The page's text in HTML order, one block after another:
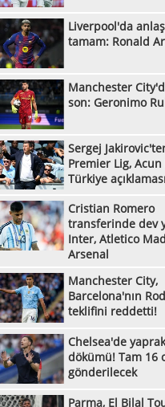
edecekOyuna girdi, 1 dakika sonra
U17 Erkek Milliler, Sırbistan'ı
yükseldi!Liverpool'dan Barcola
dudak uçuklattı
Kayserispor'da tarihi gün! 15
Manisa FK, Bolu'da üç puanı
Çorum FK, Jesus Ramirez'i
Fisnik Asllani'nin Leipzig'e
iptal oldu!
Erzurumspor, Ebosele ile
Metehan Altunbaş,
Fenerbahçe'ye müjdeli haber:
Filenin Sultanları, Fransa'yı
Manchester City'de mutlu son:
Kıvanç Taşyaran ve Buğra
finale yükseldi
Altay, Tuna Üzümcü ile
Sergej Jakirovic'ten Premier
Liverpool'da
tamam: Ronald
Manchester
son: Geronimo
Sergej
Premier Lig, Acun
Türkiye
Cristian Romero
transferinde dev
Inter, Atletico
Arsenal
Manchester City,
Barcelona'nın
teklifini reddetti!
Chelsea'de yaprak
dökümü! Tam 16
gönderilecek
Parma, El Bilal